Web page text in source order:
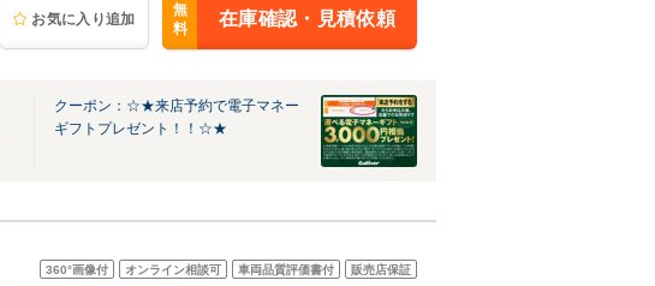
お気に入り追加
無
料
在庫確認・見積依頼
クーポン：☆★来店予約で電子マネー
ギフトプレゼント！！☆★
360°画像付 オンライン相談可 車両品質評価書付 販売店保証